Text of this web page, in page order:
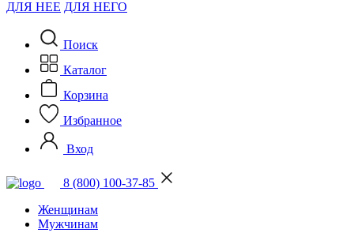
ДЛЯ НЕЕ ДЛЯ НЕГО
Поиск
Каталог
Корзина
Избранное
Вход
8 (800) 100-37-85
Женщинам
Мужчинам